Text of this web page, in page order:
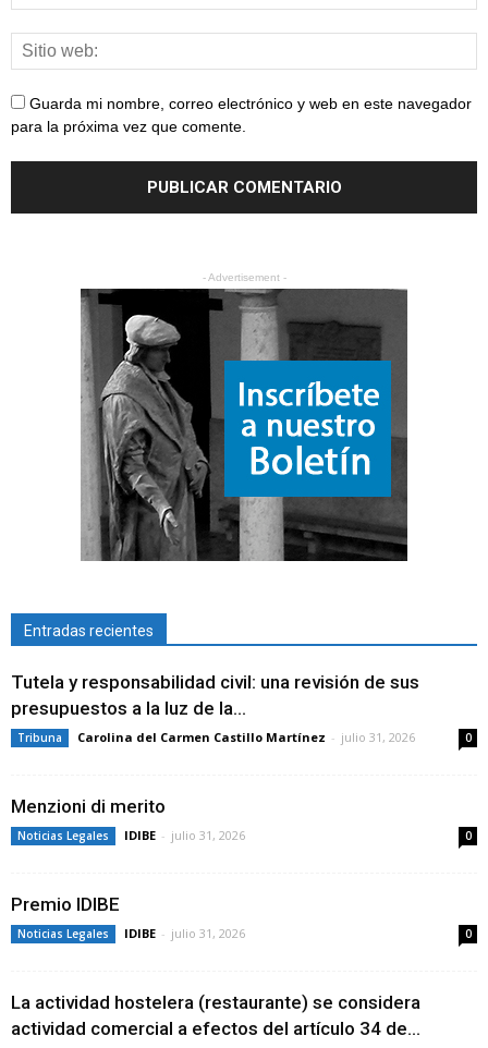
Guarda mi nombre, correo electrónico y web en este navegador
para la próxima vez que comente.
- Advertisement -
Entradas recientes
Tutela y responsabilidad civil: una revisión de sus
presupuestos a la luz de la...
Tribuna Carolina del Carmen Castillo Martínez - julio 31, 2026 0
Menzioni di merito
Noticias Legales IDIBE - julio 31, 2026 0
Premio IDIBE
Noticias Legales IDIBE - julio 31, 2026 0
La actividad hostelera (restaurante) se considera
actividad comercial a efectos del artículo 34 de...